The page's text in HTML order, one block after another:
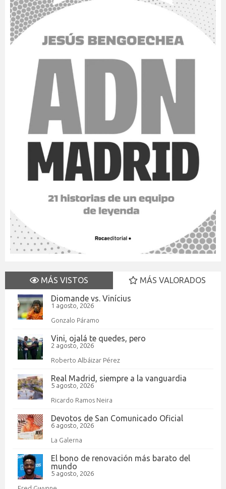
MÁS VISTOS
MÁS VALORADOS
Diomande vs. Vinícius
1 agosto, 2026
Gonzalo Páramo
Vini, ojalá te quedes, pero
2 agosto, 2026
Roberto Albáizar Pérez
Real Madrid, siempre a la vanguardia
5 agosto, 2026
Ricardo Ramos Neira
Devotos de San Comunicado Oficial
6 agosto, 2026
La Galerna
El bono de renovación más barato del
mundo
5 agosto, 2026